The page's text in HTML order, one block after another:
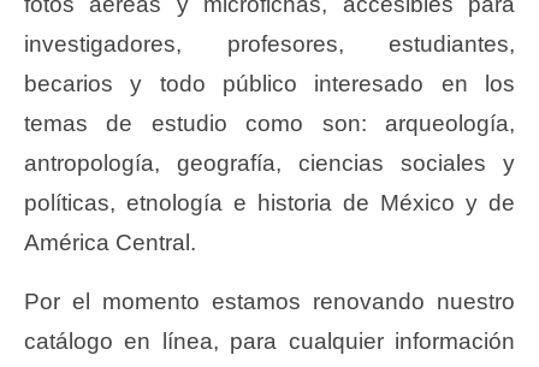
investigadores, profesores, estudiantes,
becarios y todo público interesado en los
temas de estudio como son: arqueología,
antropología, geografía, ciencias sociales y
políticas, etnología e historia de México y de
América Central.
Por el momento estamos renovando nuestro
catálogo en línea, para cualquier información